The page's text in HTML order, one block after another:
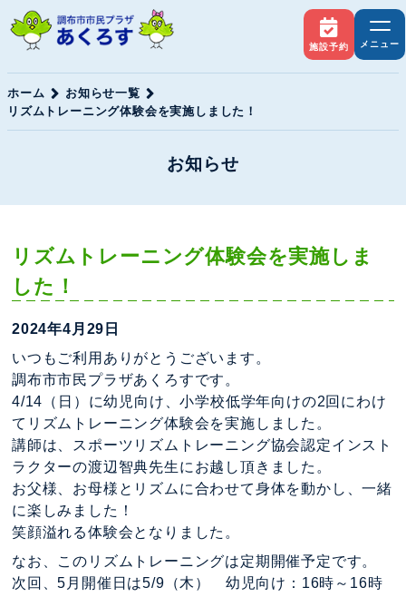
施設予約 メニュー
ホーム
お知らせ一覧
リズムトレーニング体験会を実施しました！
お知らせ
リズムトレーニング体験会を実施しま
した！
2024年4月29日
いつもご利用ありがとうございます。
調布市市民プラザあくろすです。
4/14（日）に幼児向け、小学校低学年向けの2回にわけ
てリズムトレーニング体験会を実施しました。
講師は、スポーツリズムトレーニング協会認定インスト
ラクターの渡辺智典先生にお越し頂きました。
お父様、お母様とリズムに合わせて身体を動かし、一緒
に楽しみました！
笑顔溢れる体験会となりました。
なお、このリズムトレーニングは定期開催予定です。
次回、5月開催日は5/9（木） 幼児向け：16時～16時